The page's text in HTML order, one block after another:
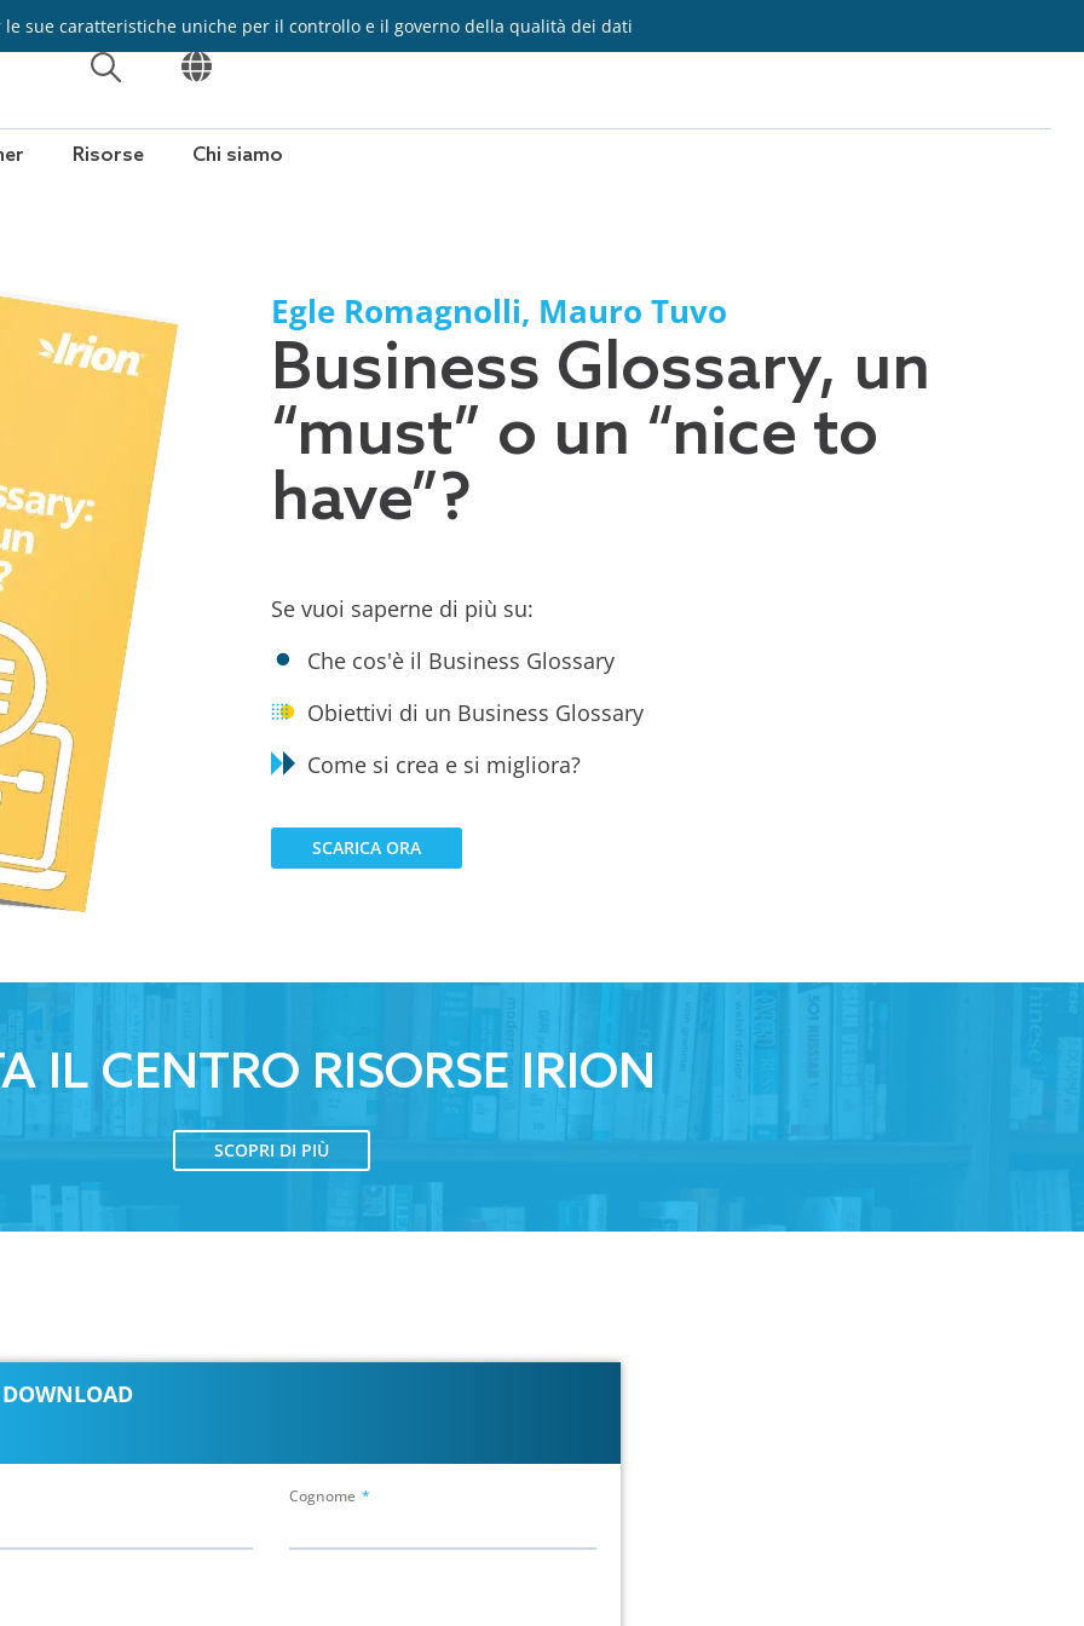
sue caratteristiche uniche per il controllo e il governo della qualità dei dati
APRI
APRI
Risorse Chi siamo
Egle Romagnolli, Mauro Tuvo
Business Glossary, un
“must” o un “nice to
have”?
Se vuoi saperne di più su:
Che cos'è il Business Glossary
Obiettivi di un Business Glossary
Come si crea e si migliora?
SCARICA ORA
IL CENTRO RISORSE IRION
SCOPRI DI PIÙ
DOWNLOAD
Cognome